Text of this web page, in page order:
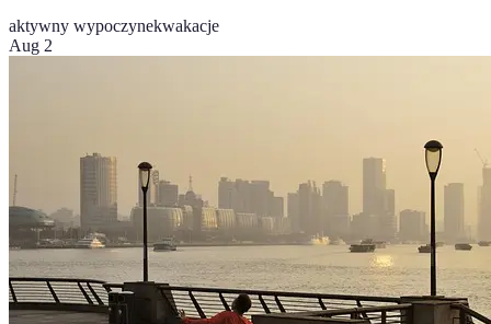
aktywny wypoczynekwakacje
Aug 2